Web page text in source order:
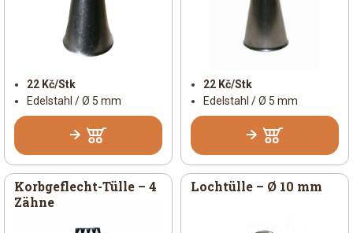
22 Kč/Stk
Edelstahl / Ø 5 mm
22 Kč/Stk
Edelstahl / Ø 5 mm
Korbgeflecht-Tülle – 4
Zähne
Lochtülle – Ø 10 mm